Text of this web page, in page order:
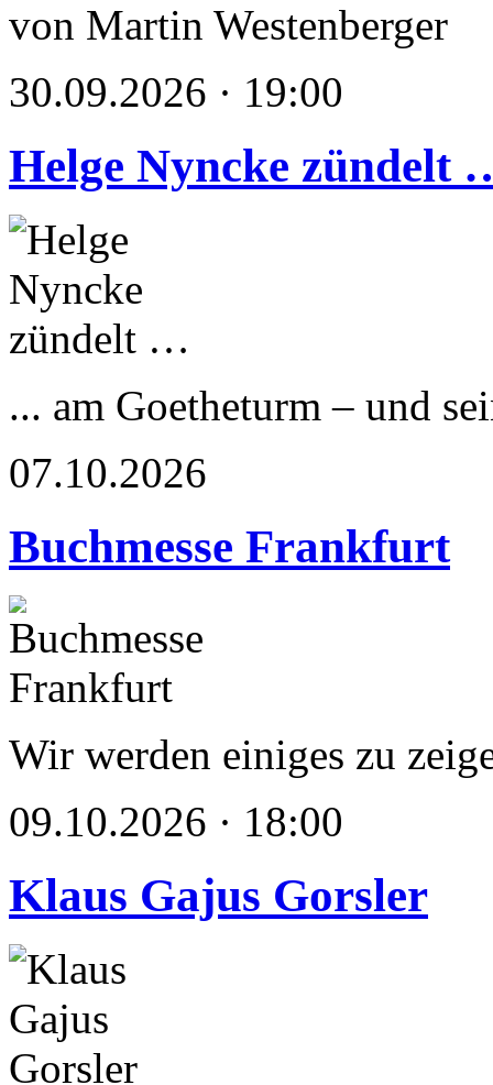
von Martin Westenberger
30.09.2026 · 19:00
Helge Nyncke zündelt
... am Goetheturm – und
07.10.2026
Buchmesse Frankfurt
Wir werden einiges zu
09.10.2026 · 18:00
Klaus Gajus Gorsler